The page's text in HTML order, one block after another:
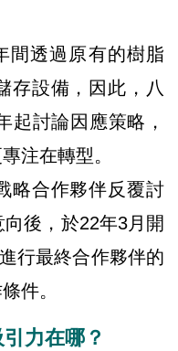
間透過原有的樹脂
存設備，因此，八
起討論因應策略，
注在轉型。
略合作夥伴反覆討
後，於22年3月開
行最終合作夥伴的
件。
力在哪？